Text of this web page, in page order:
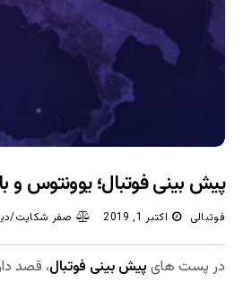
پیش بینی فوتبال؛ یوونتوس و
فوتبالی اکتبر 1, 2019 صفر شکایت/
در پست های پیش بینی فوتبال، قصد